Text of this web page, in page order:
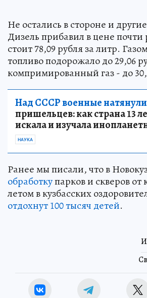
Не остались в стороне и
Дизель прибавил в цене почти
стоит 78,09 рубля за литр.
топливо подорожало до 29,06
компримированный газ - до
Над СССР военные натянули
пришельцев: как страна 13
искала и изучала
НАУКА
Ранее мы писали, что в
обработкупарков и скверов
летом в кузбасских
отдохнут 100 тысяч детей.